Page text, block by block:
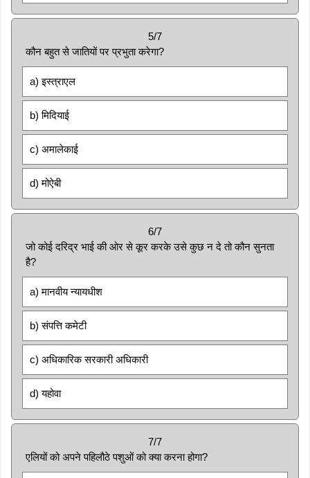
5/7
कौन बहुत से जातियों पर प्रभुता करेगा?
a) इस्त्राएल
b) मिदियाई
c) अमालेकाई
d) मोऐबी
6/7
जो कोई दरिद्र भाई की ओर से कूर करके उसे कुछ न दे तो कौन सुनता
है?
a) मानवीय न्यायधीश
b) संपत्ति कमेटी
c) अधिकारिक सरकारी अधिकारी
d) यहोवा
7/7
एलियों को अपने पहिलौठे पशुओं को क्या करना होगा?